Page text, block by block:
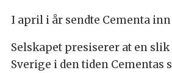
I april i år sendte Cementa
Selskapet presiserer at en
Sverige i den tiden Cementas